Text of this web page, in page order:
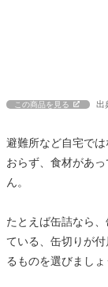
この商品を見る 出
避難所など自宅で
おらず、食材があ
ん。
たとえば缶詰なら
ている、缶切りが
るものを選びましょ